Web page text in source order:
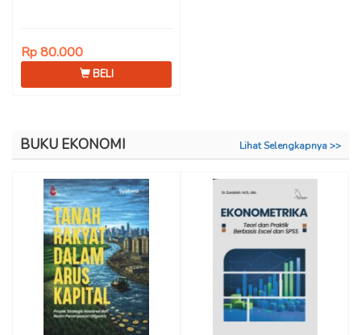
Rp 80.000
BELI
BUKU EKONOMI Lihat Selengkapnya >>